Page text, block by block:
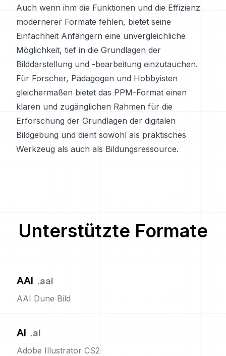
Auch wenn ihm die Funktionen und die Effizienz
modernerer Formate fehlen, bietet seine
Einfachheit Anfängern eine unvergleichliche
Möglichkeit, tief in die Grundlagen der
Bilddarstellung und -bearbeitung einzutauchen.
Für Forscher, Pädagogen und Hobbyisten
gleichermaßen bietet das PPM-Format einen
klaren und zugänglichen Rahmen für die
Erforschung der Grundlagen der digitalen
Bildgebung und dient sowohl als praktisches
Werkzeug als auch als Bildungsressource.
Unterstützte Formate
AAI .aai
AAI Dune Bild
AI .ai
Adobe Illustrator CS2